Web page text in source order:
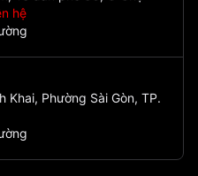
hệ
Khai, Phường Sài Gòn, TP.